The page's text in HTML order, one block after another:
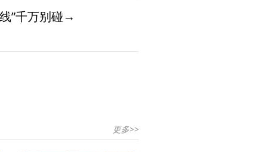
”千万别碰→
更多>>